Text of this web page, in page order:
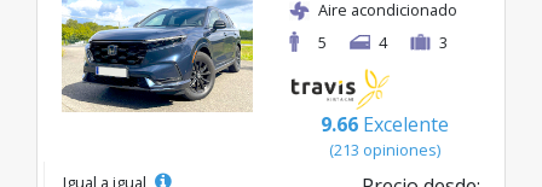
Aire acondicionado
5
4 3
9.66 Excelente
(213 opiniones)
Igual a igual